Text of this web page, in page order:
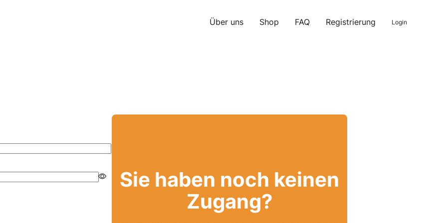
Über uns Shop FAQ Registrierung Login
Sie haben noch keinen
Zugang?